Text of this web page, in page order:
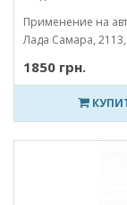
Применение на
Лада Самара,
1850 грн.